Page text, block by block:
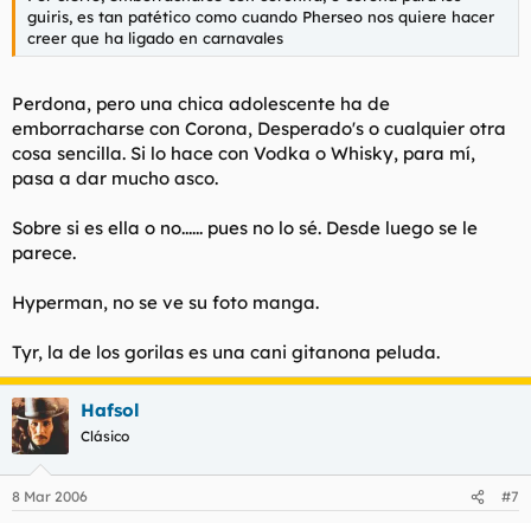
guiris, es tan patético como cuando Pherseo nos quiere hacer
creer que ha ligado en carnavales
Perdona, pero una chica adolescente ha de
emborracharse con Corona, Desperado's o cualquier otra
cosa sencilla. Si lo hace con Vodka o Whisky, para mí,
pasa a dar mucho asco.
Sobre si es ella o no...... pues no lo sé. Desde luego se le
parece.
Hyperman, no se ve su foto manga.
Tyr, la de los gorilas es una cani gitanona peluda.
Hafsol
Clásico
8 Mar 2006 #7